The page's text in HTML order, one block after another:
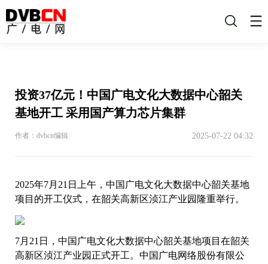
搜
投资37亿元！中国广电文化大数据中心韶关
基地开工 采用国产算力芯片集群
作者：dvbcn编辑 2025-07-22 04:32
2025年7月21日上午，中国广电文化大数据中心韶关基地
项目的开工仪式，在韶关高新区浈江产业园隆重举行。
7月21日，中国广电文化大数据中心韶关基地项目在韶关
高新区浈江产业园正式开工。中国广电网络股份有限公